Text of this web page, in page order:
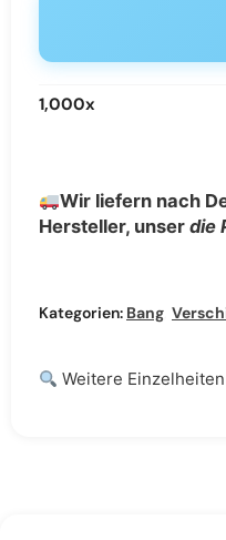
1,000x
Wir liefern nach
Hersteller, unser die
Kategorien: Bang
Weitere